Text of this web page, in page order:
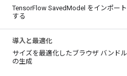
TensorFlow SavedModel をインポート
する
導入と最適化
サイズを最適化したブラウザ バンドル
の生成